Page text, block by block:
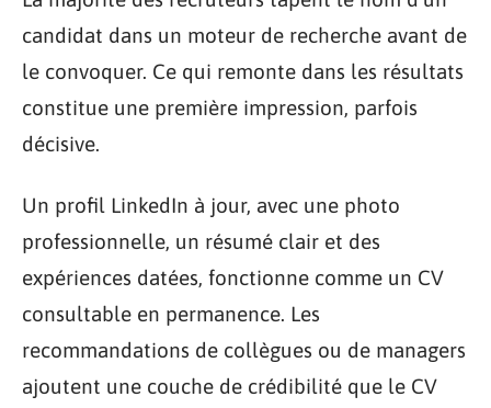
candidat dans un moteur de recherche avant de
le convoquer. Ce qui remonte dans les résultats
constitue une première impression, parfois
décisive.
Un profil LinkedIn à jour, avec une photo
professionnelle, un résumé clair et des
expériences datées, fonctionne comme un CV
consultable en permanence. Les
recommandations de collègues ou de managers
ajoutent une couche de crédibilité que le CV